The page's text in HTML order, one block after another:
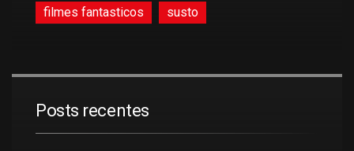
filmes fantasticos susto
Posts recentes